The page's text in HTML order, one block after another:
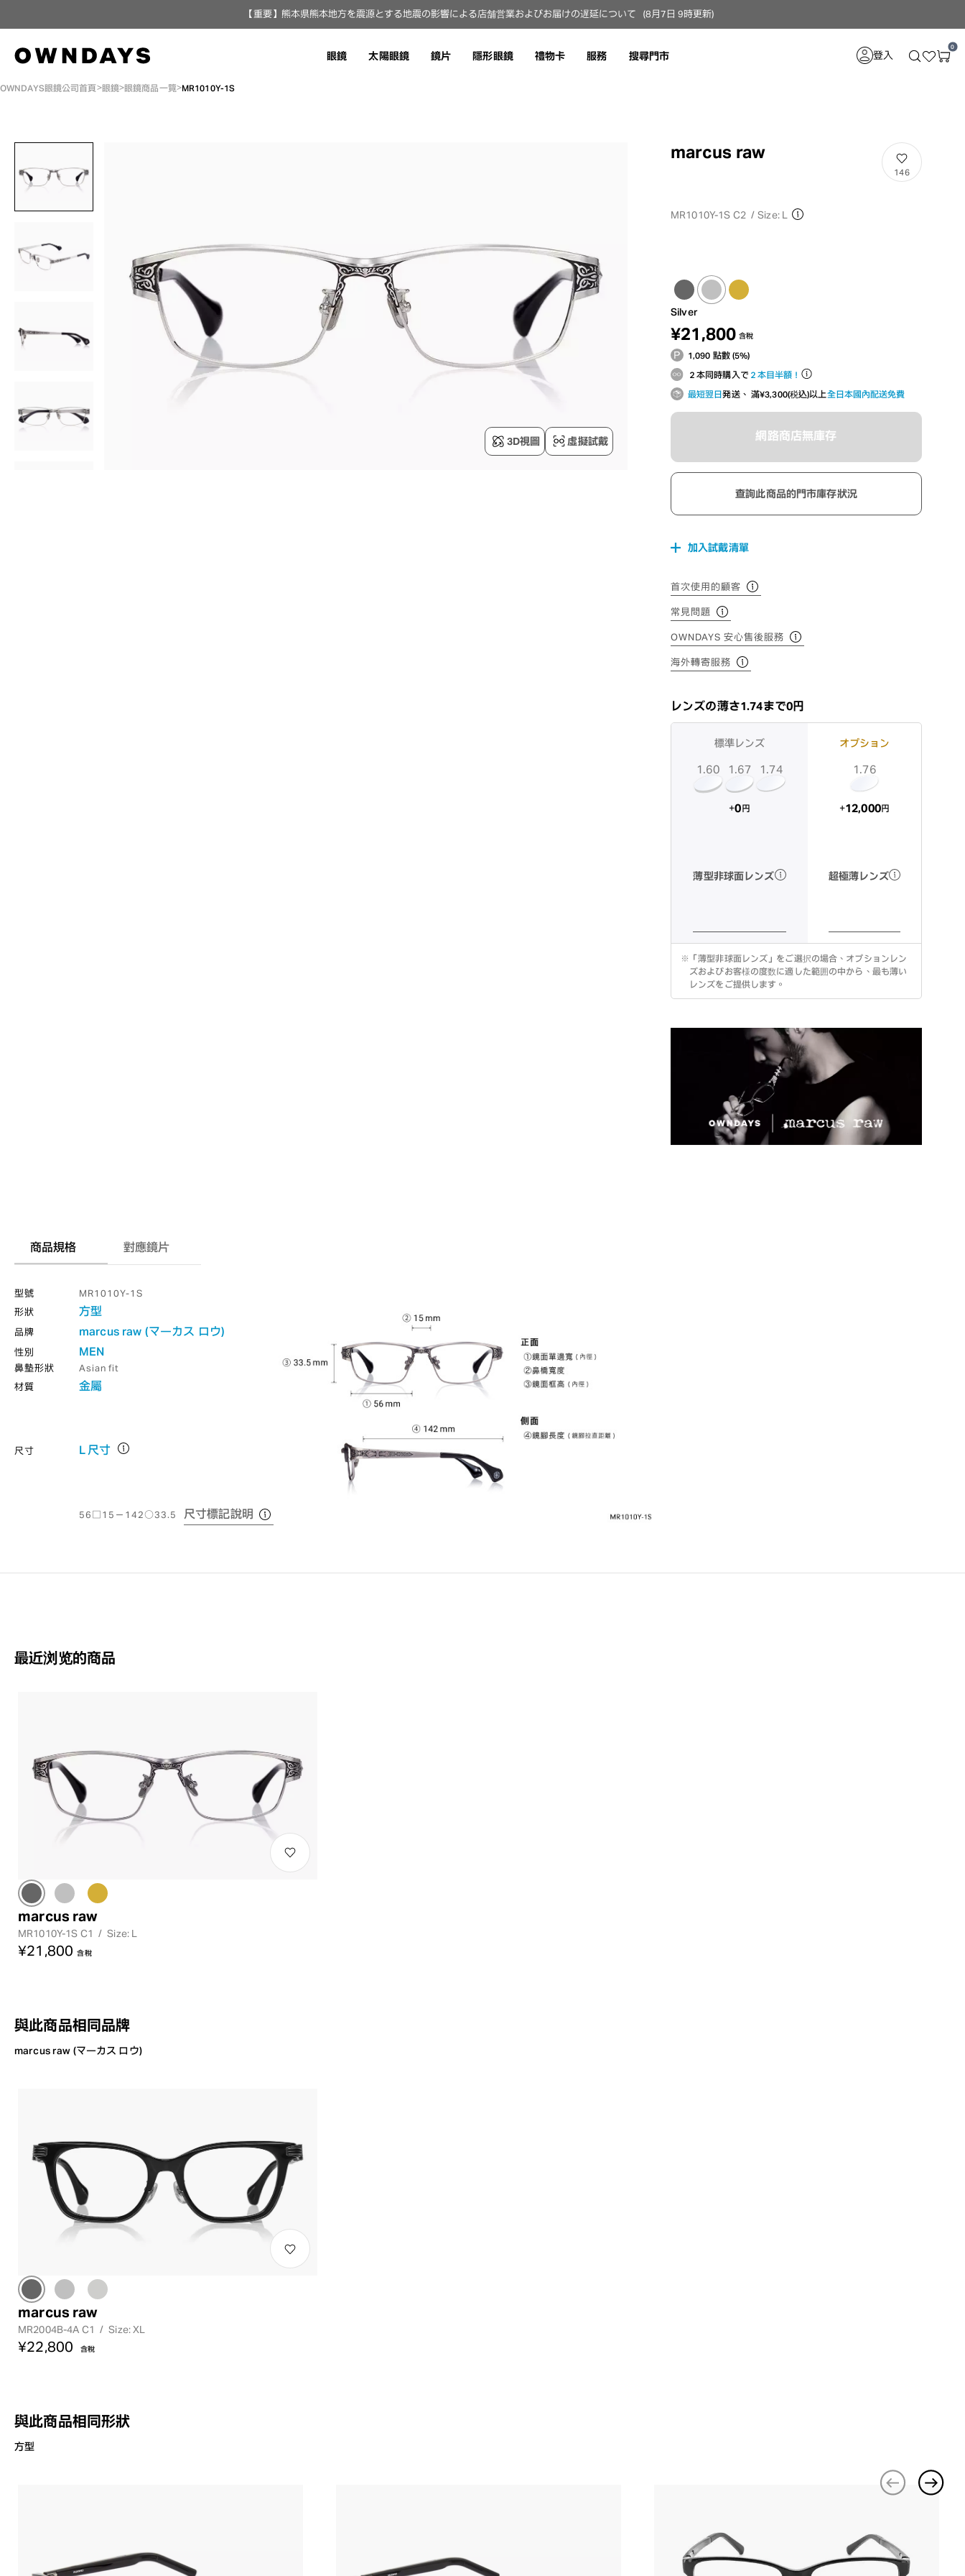
【重要】熊本県熊本地方を震源とする地震の影響による店舗営業およびお届けの遅延について（8月7日 9時更新）
眼鏡 太陽眼鏡 鏡片 隱形眼鏡 禮物卡 服務 搜尋門市 登入
0
OWNDAYS眼鏡公司首頁 眼鏡 眼鏡商品一覽 MR1010Y-1S
3D視圖 虛擬試戴
marcus raw
MR1010Y-1S C2 / Size: L
146
Silver
¥21,800 含稅
1,090 點數 (5%)
２本同時購入で ２本目半額！
最短翌日発送、 滿¥3,300(税込)以上全日本國內配送免費
網路商店無庫存
查詢此商品的門市庫存狀況
加入試戴清單
首次使用的顧客
常見問題
OWNDAYS 安心售後服務
海外轉寄服務
レンズの薄さ1.74まで0円
標準レンズ
1.60 1.67 1.74
+0 円
薄型非球面レンズ
オプション
1.76
+12,000円
超極薄レンズ
※
「薄型非球面レンズ」をご選択の場合、オプションレン
ズおよびお客様の度数に適した範囲の中から、最も薄い
レンズをご提供します。
商品規格 對應鏡片
型號
MR1010Y-1S
形狀
方型
品牌 marcus raw (マーカス ロウ)
性別 MEN
鼻墊形狀
Asian fit
材質
金屬
尺寸 L 尺寸
56□15－142○33.5 尺寸標記說明
最近浏览的商品
marcus raw
MR1010Y-1S C1 / Size: L
¥21,800 含稅
與此商品相同品牌
marcus raw (マーカス ロウ)
marcus raw
MR2004B-4A C1 / Size: XL
¥22,800 含稅
與此商品相同形狀
方型